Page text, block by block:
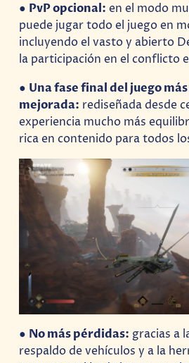
● PvP opcional:en el modo
puede jugar todo el juego en
incluyendo el vasto y abierto
la participación en el conflicto
● Una fase final del juego
mejorada: rediseñada desde
experiencia mucho más
rica en contenido para todos
● No más pérdidas: gracias a
respaldo de vehículos y a la